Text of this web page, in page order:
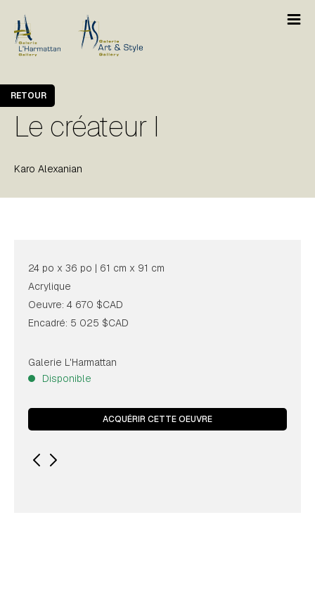
Le créateur I
Karo Alexanian
RETOUR
24 po x 36 po | 61 cm x 91 cm
Acrylique
Oeuvre: 4 670 $CAD
Encadré: 5 025 $CAD
Galerie L'Harmattan
Disponible
ACQUÉRIR CETTE OEUVRE